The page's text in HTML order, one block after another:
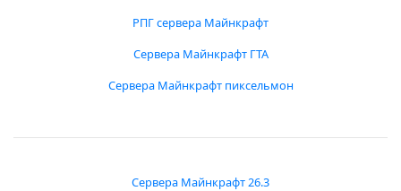
РПГ сервера Майнкрафт
Сервера Майнкрафт ГТА
Сервера Майнкрафт пиксельмон
Сервера Майнкрафт 26.3